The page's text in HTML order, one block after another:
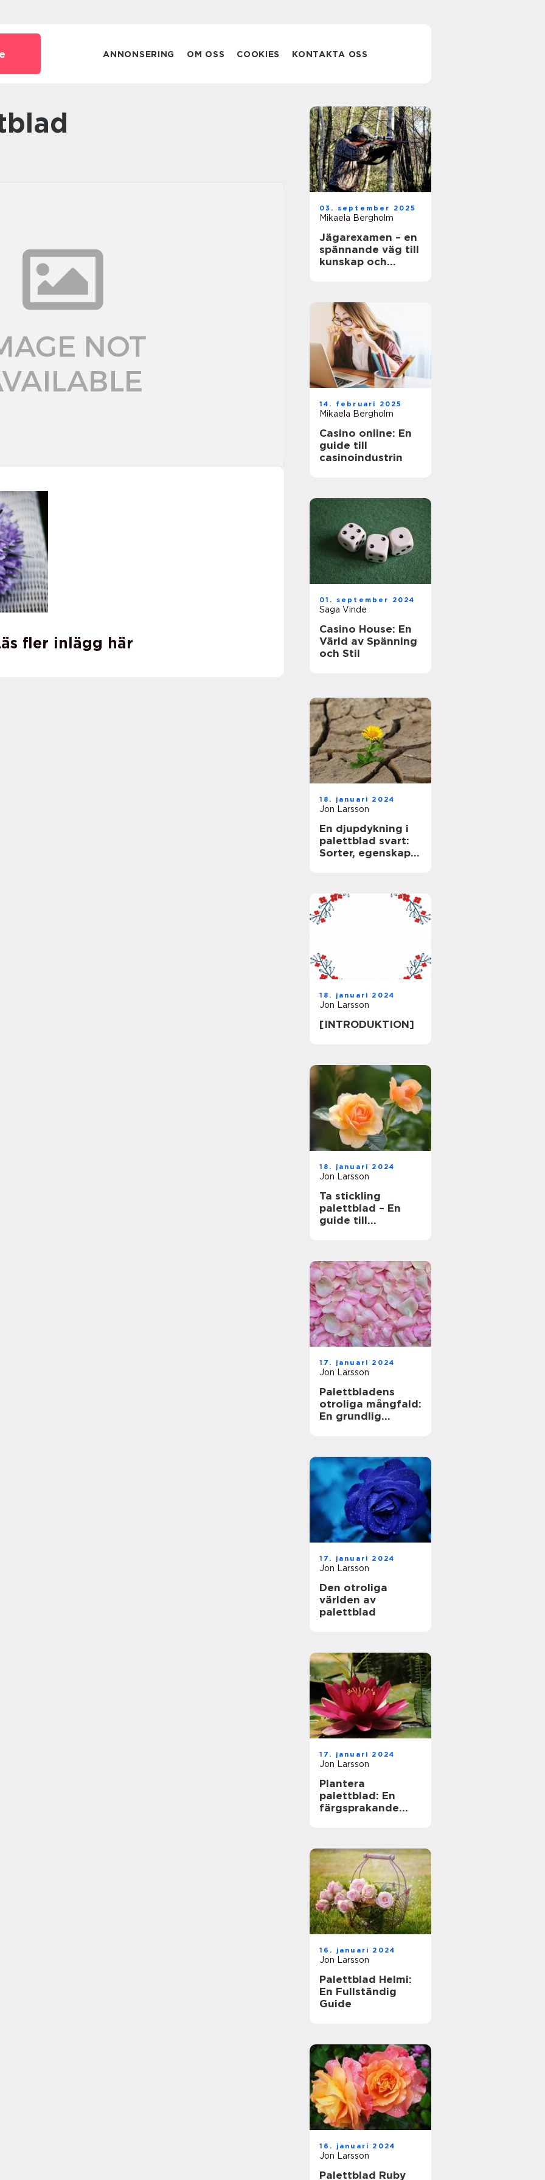
ANNONSERING OM OSS COOKIES KONTAKTA OSS
fler inlägg här
03. september 2025
Mikaela Bergholm
Jägarexamen – en
spännande väg till
kunskap och
14. februari 2025
Mikaela Bergholm
Casino online: En
guide till
casinoindustrin
01. september 2024
Saga Vinde
Casino House: En
Värld av Spänning
och Stil
18. januari 2024
Jon Larsson
En djupdykning i
palettblad svart:
Sorter, egenskaper
18. januari 2024
Jon Larsson
[INTRODUKTION]
18. januari 2024
Jon Larsson
Ta stickling
palettblad – En
guide till
17. januari 2024
Jon Larsson
Palettbladens
otroliga mångfald:
En grundlig
17. januari 2024
Jon Larsson
Den otroliga
världen av
palettblad
17. januari 2024
Jon Larsson
Plantera
palettblad: En
färgsprakande
16. januari 2024
Jon Larsson
Palettblad Helmi:
En Fullständig
Guide
16. januari 2024
Jon Larsson
Palettblad Ruby